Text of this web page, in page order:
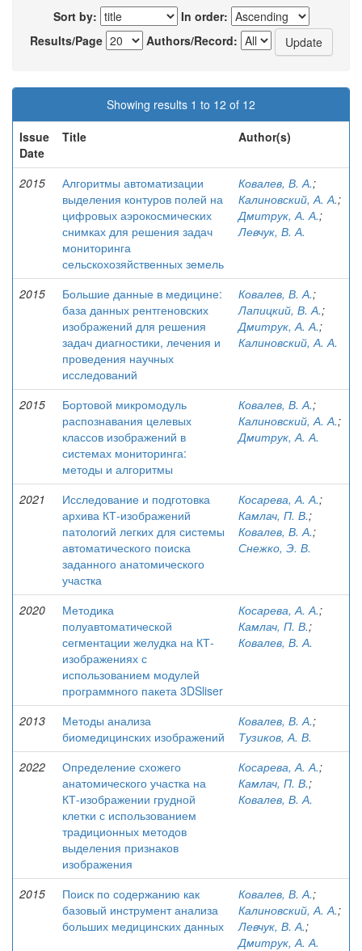
Sort by:
In order:
Results/Page
Authors/Record:
Showing results 1 to 12 of 12
Issue
Date
Title Author(s)
2015
Алгоритмы автоматизации
выделения контуров полей на
цифровых аэрокосмических
снимках для решения задач
мониторинга
сельскохозяйственных земель
Ковалев, В. А.;
Калиновский, А. А.;
Дмитрук, А. А.;
Левчук, В. А.
2015
Большие данные в медицине:
база данных рентгеновских
изображений для решения
задач диагностики, лечения и
проведения научных
исследований
Ковалев, В. А.;
Лапицкий, В. А.;
Дмитрук, А. А.;
Калиновский, А. А.
2015
Бортовой микромодуль
распознавания целевых
классов изображений в
системах мониторинга:
методы и алгоритмы
Ковалев, В. А.;
Калиновский, А. А.;
Дмитрук, А. А.
2021
Исследование и подготовка
архива КТ-изображений
патологий легких для системы
автоматического поиска
заданного анатомического
участка
Косарева, А. А.;
Камлач, П. В.;
Ковалев, В. А.;
Снежко, Э. В.
2020
Методика
полуавтоматической
сегментации желудка на КТ-
изображениях с
использованием модулей
программного пакета 3DSliser
Косарева, А. А.;
Камлач, П. В.;
Ковалев, В. А.
2013
Методы анализа
биомедицинских изображений
Ковалев, В. А.;
Тузиков, А. В.
2022
Определение схожего
анатомического участка на
КТ-изображении грудной
клетки с использованием
традиционных методов
выделения признаков
изображения
Косарева, А. А.;
Камлач, П. В.;
Ковалев, В. А.
2015
Поиск по содержанию как
базовый инструмент анализа
больших медицинских данных
Ковалев, В. А.;
Калиновский, А. А.;
Левчук, В. А.;
Дмитрук, А. А.